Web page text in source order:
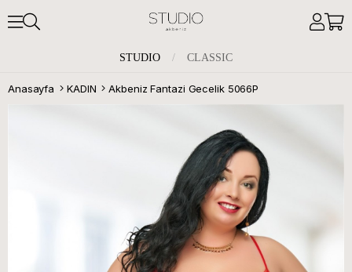
STUDIO / CLASSIC
Anasayfa KADIN Akbeniz Fantazi Gecelik 5066P